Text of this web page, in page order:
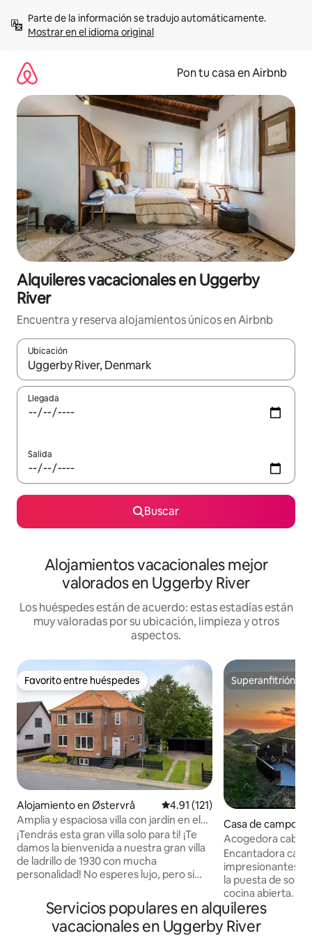
contenidoMostrar en el idioma original
Pon tu casa en Airbnb
Alquileres vacacionales en Uggerby
River
Encuentra y reserva alojamientos únicos en Airbnb
Ubicación
Cuando los resultados estén disponibles, navega con las
Llegada
Salida
Buscar
Alojamientos vacacionales mejor
valorados en Uggerby River
Los huéspedes están de acuerdo: estas estadías están
muy valoradas por su ubicación, limpieza y otros
aspectos.
Favorito entre huéspedes
Favorito entre huéspedes
Alojamiento en Østervrå Calificación promedio: 4.91 de
4.91 (121)
Amplia y espaciosa villa con jardín en el
centro de Jutlandia del Norte
¡Tendrás esta gran villa solo para ti! ¡Te
damos la bienvenida a nuestra gran villa
de ladrillo de 1930 con mucha
personalidad! No esperes lujo, pero sí
como en el interior. El alojamiento es
perfecto para cualquier persona que
quiera paz y tranquilidad en un
Superanfitrión
Superanfitrión
Casa de campo
Acogedora
vistas
Encantadora
impresionantes
la puesta de sol
cocina abierta.
proporcionan luz
en un frío día de
estufa de leña y
Servicios populares en alquileres
vacacionales en Uggerby River